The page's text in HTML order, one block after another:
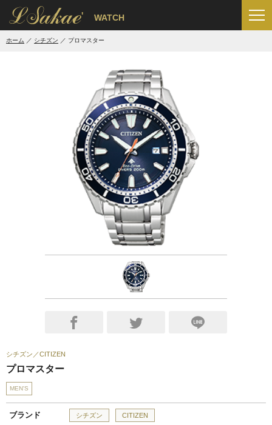
' WATCH
ホーム シチズン プロマスター
シチズン CITIZEN
プロマスター
MEN'S
ブランド シチズン CITIZEN